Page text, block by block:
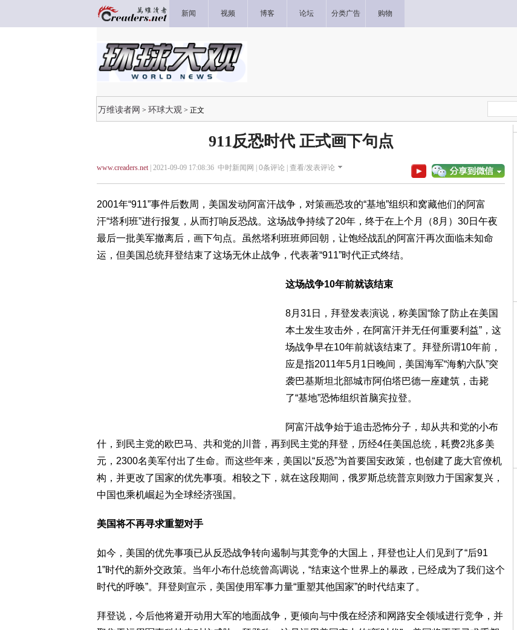
新闻 视频 博客 论坛 分类广告 购物
万维读者网 > 环球大观 > 正文
911反恐时代 正式画下句点
www.creaders.net| 2021-09-09 17:08:36 中时新闻网 | 0条评论 | 查看/发表评论
2001年“911”事件后数周，美国发动阿富汗战争，对策画恐攻的“基地”组织和窝藏他们的阿富
汗“塔利班”进行报复，从而打响反恐战。这场战争持续了20年，终于在上个月（8月）30日午夜
最后一批美军撤离后，画下句点。虽然塔利班班师回朝，让饱经战乱的阿富汗再次面临未知命
运，但美国总统拜登结束了这场无休止战争，代表著“911”时代正式终结。
这场战争10年前就该结束
8月31日，拜登发表演说，称美国“除了防止在美国
本土发生攻击外，在阿富汗并无任何重要利益”，这
场战争早在10年前就该结束了。拜登所谓10年前，
应是指2011年5月1日晚间，美国海军“海豹六队”突
袭巴基斯坦北部城市阿伯塔巴德一座建筑，击毙
了“基地”恐怖组织首脑宾拉登。
阿富汗战争始于追击恐怖分子，却从共和党的小布
什，到民主党的欧巴马、共和党的川普，再到民主党的拜登，历经4任美国总统，耗费2兆多美
元，2300名美军付出了生命。而这些年来，美国以“反恐”为首要国安政策，也创建了庞大官僚机
构，并更改了国家的优先事项。相较之下，就在这段期间，俄罗斯总统普京则致力于国家复兴，
中国也乘机崛起为全球经济强国。
美国将不再寻求重塑对手
如今，美国的优先事项已从反恐战争转向遏制与其竞争的大国上，拜登也让人们见到了“后91
1”时代的新外交政策。当年小布什总统曾高调说，“结束这个世界上的暴政，已经成为了我们这个
时代的呼唤”。拜登则宣示，美国使用军事力量“重塑其他国家”的时代结束了。
拜登说，今后他将避开动用大军的地面战争，更倾向与中俄在经济和网路安全领域进行竞争，并